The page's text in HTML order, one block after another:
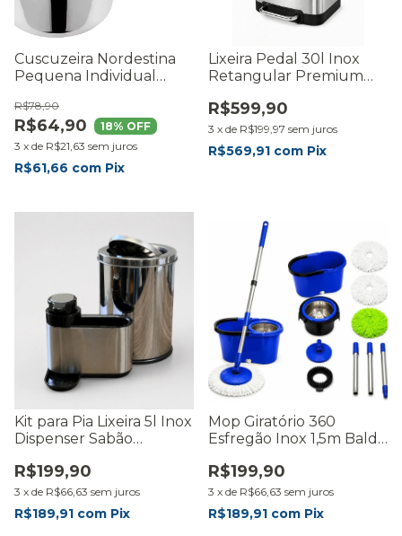
Cuscuzeira Nordestina
Pequena Individual
R$64,90
R$78,90
18% OFF
3 x de R$21,63 sem juros
R$61,66 com Pix
Lixeira Pedal 30l Inox
Retangular Premium
Cesto Grande -
RMaisCasa
R$599,90
3 x de R$199,97 sem juros
R$569,91 com Pix
Kit para Pia Lixeira 5l Inox
Dispenser Sabão
Organizador Jogo de
Cozinha
R$199,90
3 x de R$66,63 sem juros
R$189,91 com Pix
Mop Giratório 360
Esfregão Inox 1,5m Balde
Microfibra 5 em 1
R$199,90
3 x de R$66,63 sem juros
R$189,91 com Pix